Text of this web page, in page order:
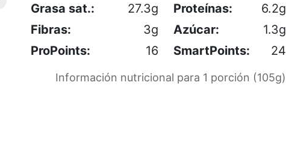
Grasa sat.:
27.3g Proteínas:
6.2g
Fibras:
3g Azúcar:
1.3g
ProPoints:
16 SmartPoints: 24
Información nutricional para 1 porción (105g)